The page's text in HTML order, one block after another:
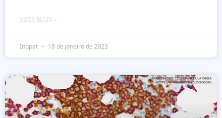
LEIA MAIS »
Inopat 18 de janeiro de 2023